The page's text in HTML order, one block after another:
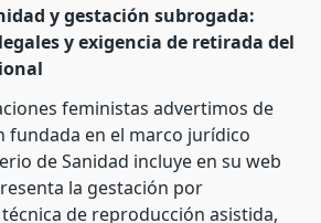
y gestación subrogada:
y exigencia de retirada del
feministas advertimos de
fundada en el marco jurídico
de Sanidad incluye en su web
la gestación por
de reproducción asistida,